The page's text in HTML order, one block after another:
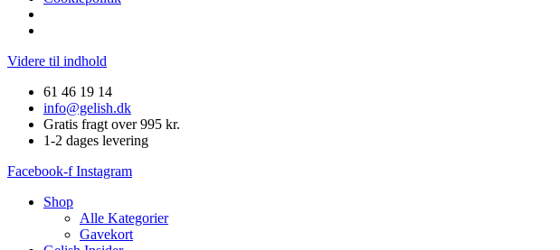
Videre til indhold
61 46 19 14
info@gelish.dk
Gratis fragt over 995 kr.
1-2 dages levering
Facebook-f Instagram
Shop
Alle Kategorier
Gavekort